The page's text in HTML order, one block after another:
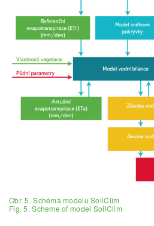
Obr. 5. Schéma modelu SoilClim
Fig. 5. Scheme of model SoilClim